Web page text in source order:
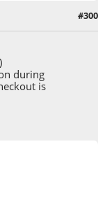
#300
during
is